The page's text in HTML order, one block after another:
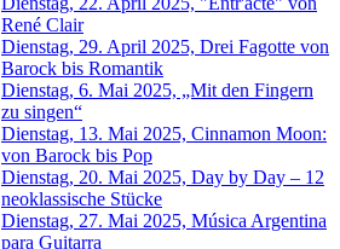
René Clair
Dienstag, 29. April 2025, Drei Fagotte von
Barock bis Romantik
Dienstag, 6. Mai 2025, „Mit den Fingern
zu singen“
Dienstag, 13. Mai 2025, Cinnamon Moon:
von Barock bis Pop
Dienstag, 20. Mai 2025, Day by Day – 12
neoklassische Stücke
Dienstag, 27. Mai 2025, Música Argentina
para Guitarra